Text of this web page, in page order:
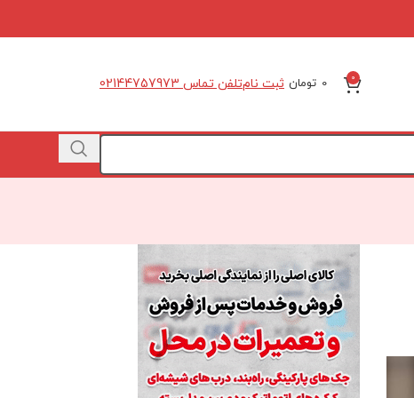
0 تومان ثبت نامتلفن تماس 02144757973